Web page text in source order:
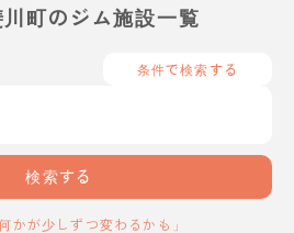
町のジム施設一覧
条件で検索する
検索する
かが少しずつ変わるかも」